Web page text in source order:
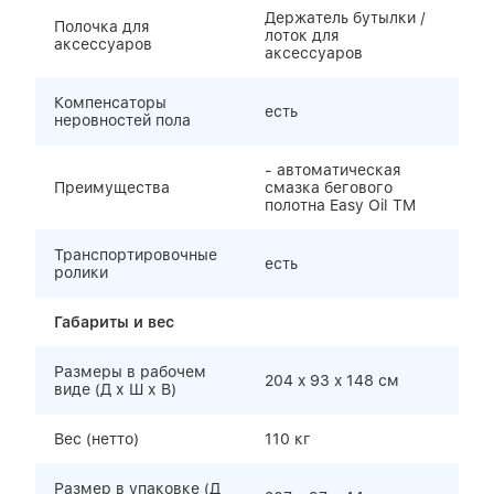
Полочка для
аксессуаров
Держатель бутылки /
лоток для
аксессуаров
Компенсаторы
неровностей пола
есть
Преимущества
- автоматическая
смазка бегового
полотна Easy Oil TM
Транспортировочные
ролики
есть
Габариты и вес
Размеры в рабочем
виде (Д х Ш х В)
204 x 93 x 148 см
Вес (нетто) 110 кг
Размер в упаковке (Д